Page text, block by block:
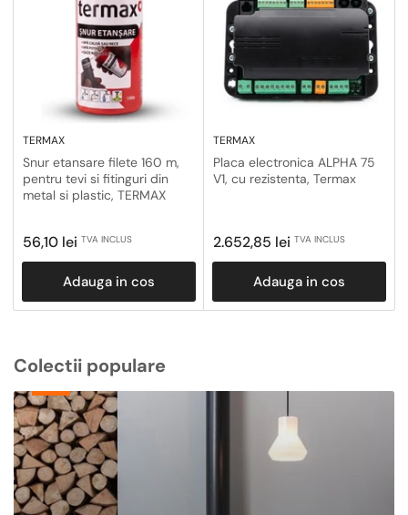
TERMAX
Snur etansare filete 160 m,
pentru tevi si fitinguri din
metal si plastic, TERMAX
Pret
obisnuit
56,10 lei TVA INCLUS
Adauga in cos
TERMAX
Placa electronica ALPHA 75
V1, cu rezistenta, Termax
Pret
obisnuit
2.652,85 lei TVA INCLUS
Adauga in cos
Colectii populare
Centrale
Termice